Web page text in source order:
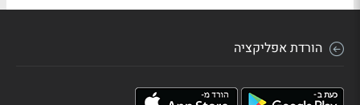
הורדת אפליקציה